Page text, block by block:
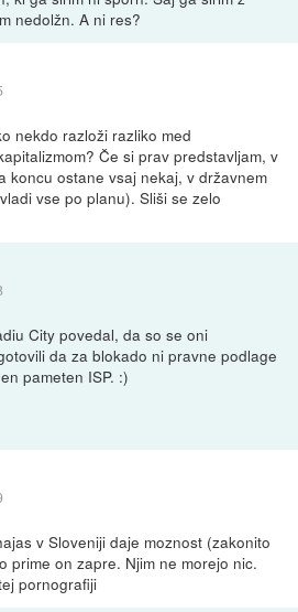
nedolžn. A ni res?
nekdo razloži razliko med
Če si prav predstavljam, v
koncu ostane vsaj nekaj, v državnem
vse po planu). Sliši se zelo
City povedal, da so se oni
da za blokado ni pravne podlage
pameten ISP. :)
v Sloveniji daje moznost (zakonito
prime on zapre. Njim ne morejo nic.
pornografiji